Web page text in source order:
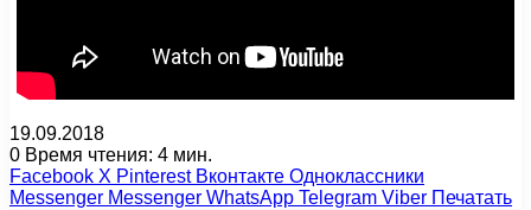
19.09.2018
0 Время чтения: 4 мин.
Facebook X Pinterest Вконтакте Одноклассники
Messenger Messenger WhatsApp Telegram Viber Печатать